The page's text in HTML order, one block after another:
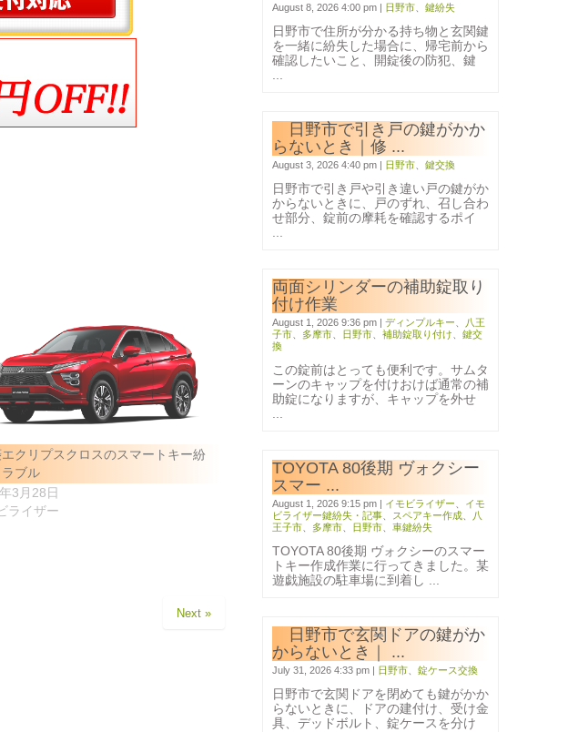
クリプスクロスのスマートキー紛
ブル
3月28日
ライザー
Next »
August 8, 2026 4:00 pm| 日野市、 鍵紛失
日野市で住所が分かる持ち物と玄関鍵
を一緒に紛失した場合に、帰宅前から
確認したいこと、開錠後の防犯、鍵
日野市で引き戸の鍵がかか
らないとき｜修 ...
August 3, 2026 4:40 pm| 日野市、 鍵交換
日野市で引き戸や引き違い戸の鍵がか
からないときに、戸のずれ、召し合わ
せ部分、錠前の摩耗を確認するポイ
両面シリンダーの補助錠取り
付け作業
August 1, 2026 9:36 pm| ディンプルキー
八王
子市、 多摩市、 日野市、 補助錠取り付け
鍵交
換
この錠前はとっても便利です。サムタ
ーンのキャップを付けおけば通常の補
助錠になりますが、キャップを外せ
TOYOTA 80後期 ヴォクシー
スマー ...
August 1, 2026 9:15 pm| イモビライザー
イモ
ビライザー鍵紛失・記事、 スペアキー作成、
八
王子市、 多摩市、 日野市、 車鍵紛失
TOYOTA 80後期 ヴォクシーのスマー
トキー作成作業に行ってきました。某
遊戯施設の駐車場に到着し ...
日野市で玄関ドアの鍵がか
からないとき｜ ...
July 31, 2026 4:33 pm| 日野市、 錠ケース交換
日野市で玄関ドアを閉めても鍵がかか
らないときに、ドアの建付け、受け金
具、デッドボルト、錠ケースを分け